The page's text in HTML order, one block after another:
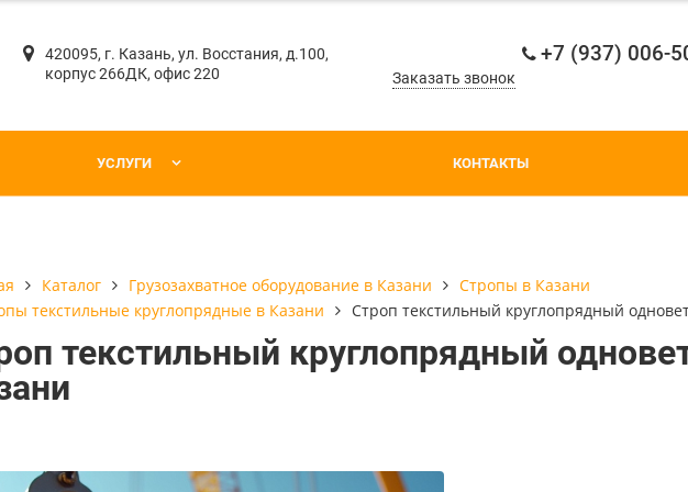
420095, г. Казань, ул. Восстания, д.100,
корпус 266ДК, офис 220
+7 (937) 006-
Заказать звонок
УСЛУГИ КОНТАКТЫ
Каталог Грузозахватное оборудование в Казани
Стропы в Казани
текстильные круглопрядные в Казани
Строп текстильный круглопрядный
текстильный круглопрядный